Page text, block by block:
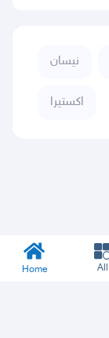
نيسان
اكستيرا
Home All